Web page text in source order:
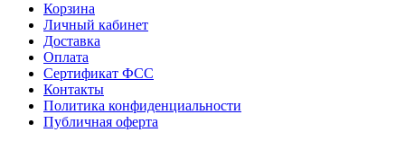
Корзина
Личный кабинет
Доставка
Оплата
Сертификат ФСС
Контакты
Политика конфиденциальности
Публичная оферта